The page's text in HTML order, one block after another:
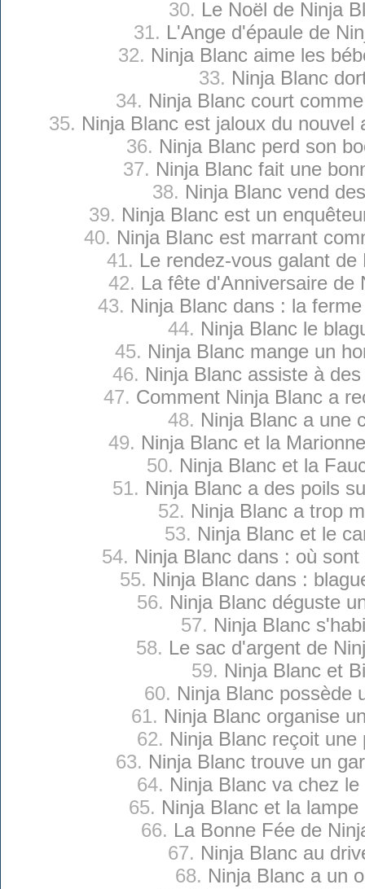
30. Le Noël de Ninja
31. L'Ange d'épaule de
32. Ninja Blanc aime les
33. Ninja Blanc
34. Ninja Blanc court
35. Ninja Blanc est jaloux du nouvel
36. Ninja Blanc perd son
37. Ninja Blanc fait une
38. Ninja Blanc vend
39. Ninja Blanc est un
40. Ninja Blanc est marrant
41. Le rendez-vous galant de
42. La fête d'Anniversaire de
43. Ninja Blanc dans : la
44. Ninja Blanc le
45. Ninja Blanc mange un
46. Ninja Blanc assiste à
47. Comment Ninja Blanc a
48. Ninja Blanc a une
49. Ninja Blanc et la
50. Ninja Blanc et la
51. Ninja Blanc a des poils
52. Ninja Blanc a trop
53. Ninja Blanc et le
54. Ninja Blanc dans : où
55. Ninja Blanc dans :
56. Ninja Blanc déguste
57. Ninja Blanc
58. Le sac d'argent de
59. Ninja Blanc et
60. Ninja Blanc possède
61. Ninja Blanc organise
62. Ninja Blanc reçoit une
63. Ninja Blanc trouve un
64. Ninja Blanc va chez
65. Ninja Blanc et la lampe
66. La Bonne Fée de
67. Ninja Blanc au
68. Ninja Blanc a un